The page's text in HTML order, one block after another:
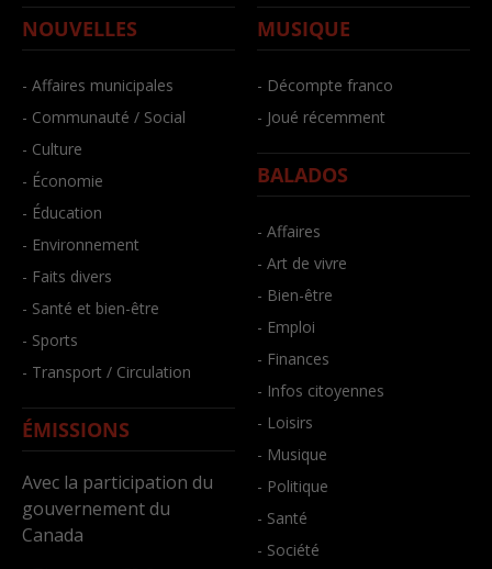
NOUVELLES
- Affaires municipales
- Communauté / Social
- Culture
- Économie
- Éducation
- Environnement
- Faits divers
- Santé et bien-être
- Sports
- Transport / Circulation
ÉMISSIONS
Avec la participation du
gouvernement du
Canada
MUSIQUE
- Décompte franco
- Joué récemment
BALADOS
- Affaires
- Art de vivre
- Bien-être
- Emploi
- Finances
- Infos citoyennes
- Loisirs
- Musique
- Politique
- Santé
- Société